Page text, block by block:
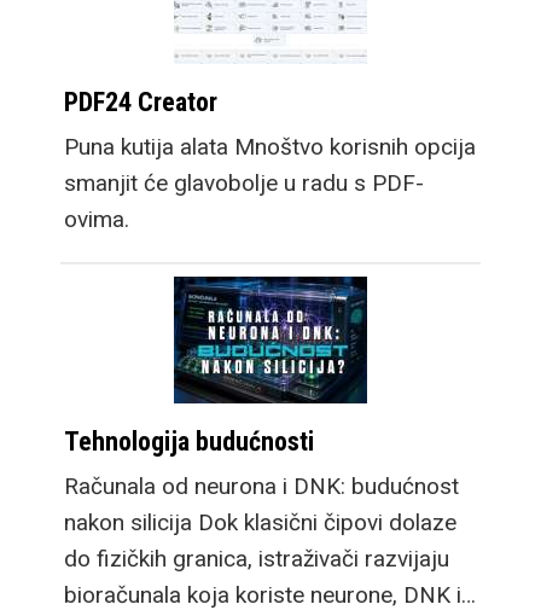
PDF24 Creator
Puna kutija alata Mnoštvo korisnih opcija
smanjit će glavobolje u radu s PDF-
ovima.
Tehnologija budućnosti
Računala od neurona i DNK: budućnost
nakon silicija Dok klasični čipovi dolaze
do fizičkih granica, istraživači razvijaju
bioračunala koja koriste neurone, DNK i…